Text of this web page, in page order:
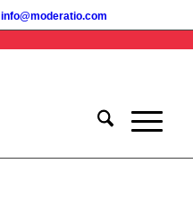
info@moderatio.com